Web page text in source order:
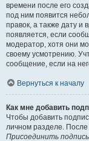
времени после его
под ним появится
правок, а также дату и
появляется, если
модератор, хотя они
своему усмотрению.
сообщение, если на
Вернуться к началу
Как мне добавить
Чтобы добавить
личном разделе.
Присоединить подпись